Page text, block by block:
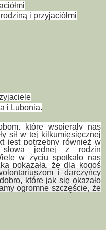
i przyjaciółmi
i Lubonia.
które wspierały nas
sił w tej kilkumiesięcznej
jest potrzebny również w
słowa jednej z rodzin
w życiu spotkało nas
pokazała, że dla kogoś
i darczyńcy
które jak się okazało
ogromne szczęście, że